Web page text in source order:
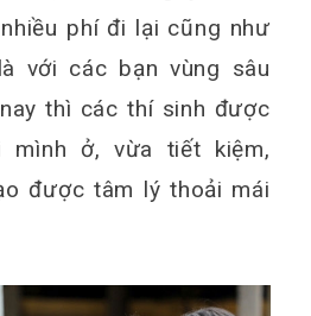
phí đi lại cũng như
với các bạn vùng sâu
thì các thí sinh được
mình ở, vừa tiết kiệm,
được tâm lý thoải mái